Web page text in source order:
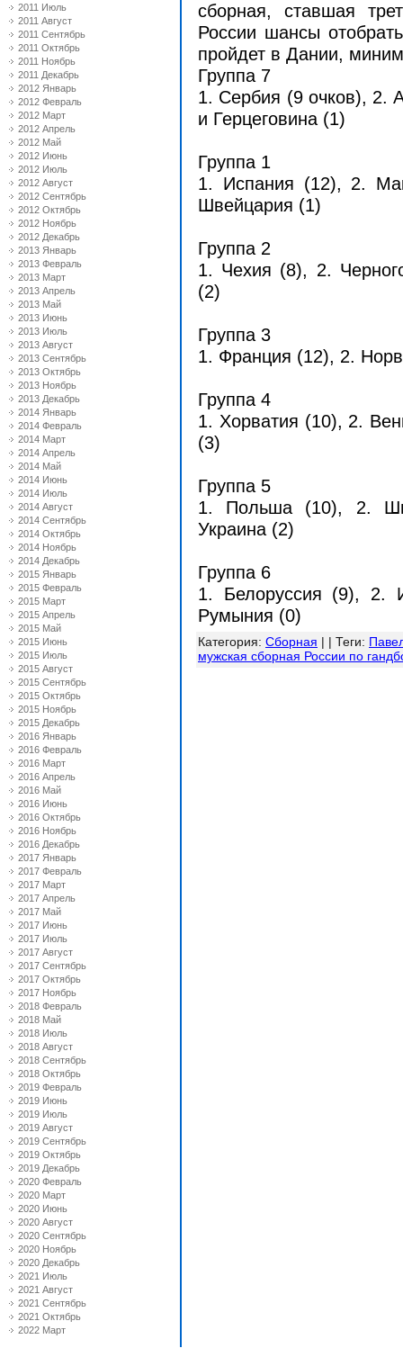
2011 Июль
2011 Август
2011 Сентябрь
2011 Октябрь
2011 Ноябрь
2011 Декабрь
2012 Январь
2012 Февраль
2012 Март
2012 Апрель
2012 Май
2012 Июнь
2012 Июль
2012 Август
2012 Сентябрь
2012 Октябрь
2012 Ноябрь
2012 Декабрь
2013 Январь
2013 Февраль
2013 Март
2013 Апрель
2013 Май
2013 Июнь
2013 Июль
2013 Август
2013 Сентябрь
2013 Октябрь
2013 Ноябрь
2013 Декабрь
2014 Январь
2014 Февраль
2014 Март
2014 Апрель
2014 Май
2014 Июнь
2014 Июль
2014 Август
2014 Сентябрь
2014 Октябрь
2014 Ноябрь
2014 Декабрь
2015 Январь
2015 Февраль
2015 Март
2015 Апрель
2015 Май
2015 Июнь
2015 Июль
2015 Август
2015 Сентябрь
2015 Октябрь
2015 Ноябрь
2015 Декабрь
2016 Январь
2016 Февраль
2016 Март
2016 Апрель
2016 Май
2016 Июнь
2016 Октябрь
2016 Ноябрь
2016 Декабрь
2017 Январь
2017 Февраль
2017 Март
2017 Апрель
2017 Май
2017 Июнь
2017 Июль
2017 Август
2017 Сентябрь
2017 Октябрь
2017 Ноябрь
2018 Февраль
2018 Май
2018 Июль
2018 Август
2018 Сентябрь
2018 Октябрь
2019 Февраль
2019 Июнь
2019 Июль
2019 Август
2019 Сентябрь
2019 Октябрь
2019 Декабрь
2020 Февраль
2020 Март
2020 Июнь
2020 Август
2020 Сентябрь
2020 Ноябрь
2020 Декабрь
2021 Июль
2021 Август
2021 Сентябрь
2021 Октябрь
2022 Март
сборная, ставшая
России шансы
пройдет в Дании,
Группа 7
1. Сербия (9 очков), 2.
и Герцеговина (1)
Группа 1
1. Испания (12), 2.
Швейцария (1)
Группа 2
1. Чехия (8), 2.
(2)
Группа 3
1. Франция (12), 2.
Группа 4
1. Хорватия (10), 2.
(3)
Группа 5
1. Польша (10), 2.
Украина (2)
Группа 6
1. Белоруссия (9), 2.
Румыния (0)
Категория: Сборная | | Теги:
мужская сборная России по